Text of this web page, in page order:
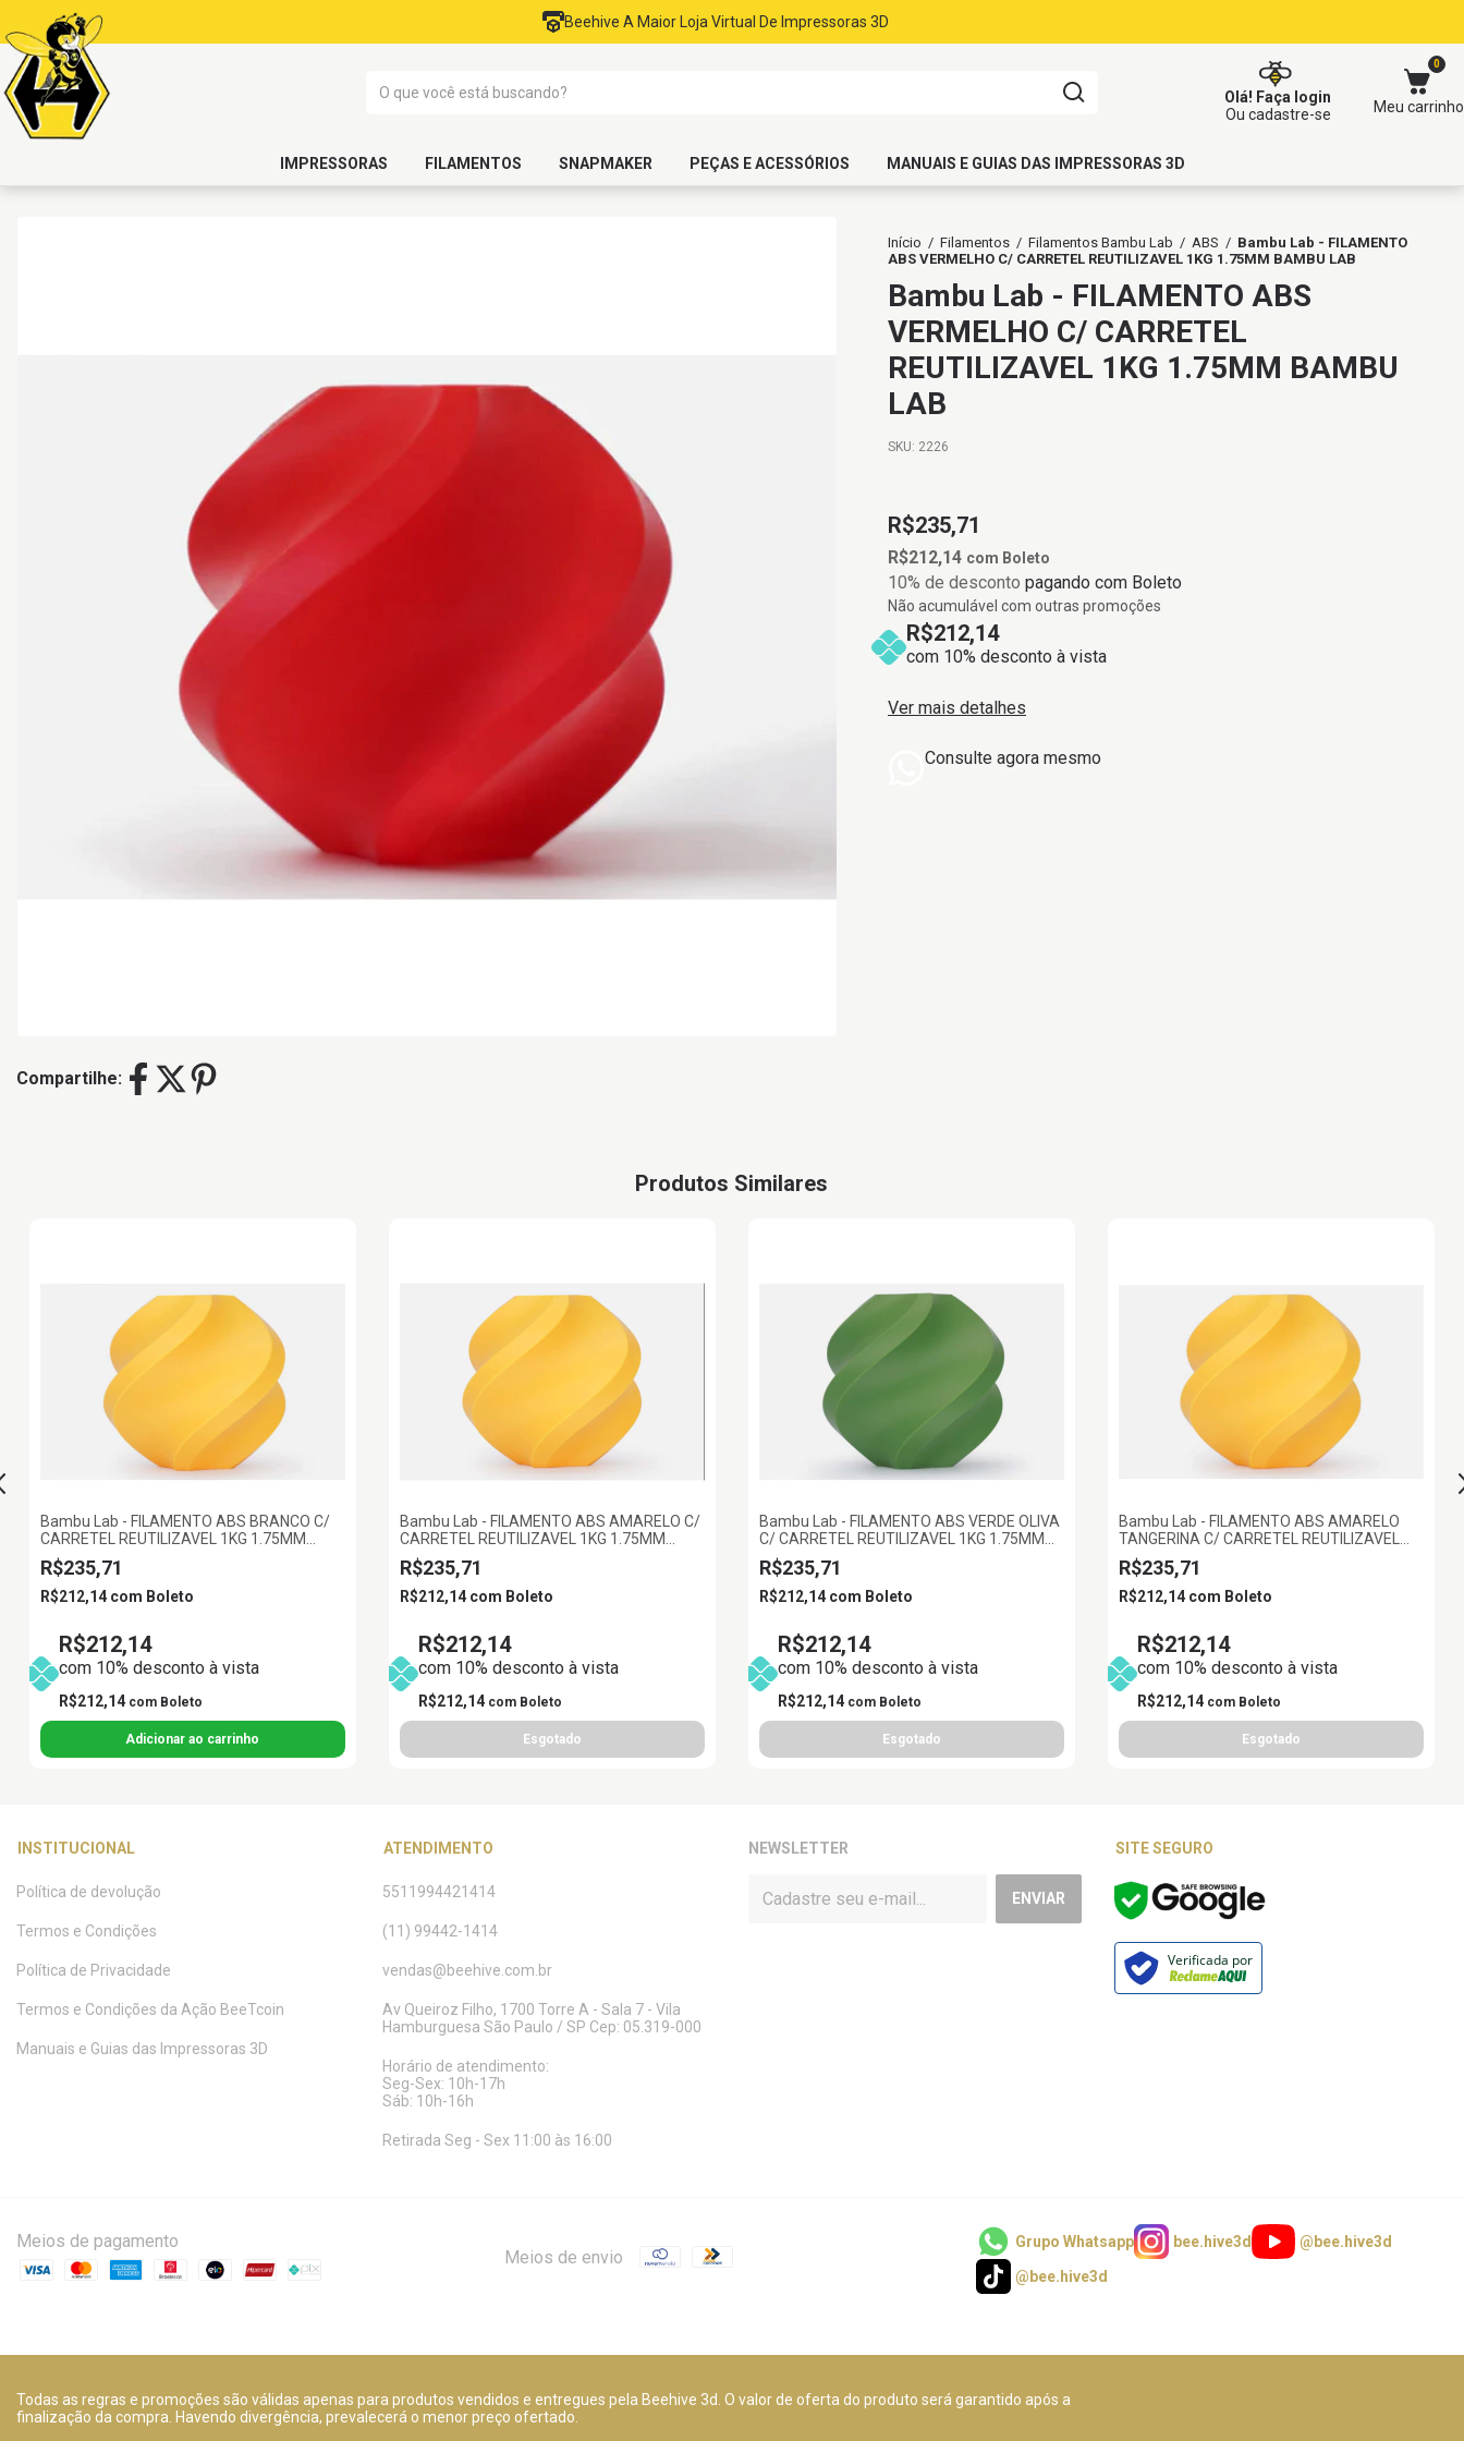
Beehive A Maior Loja Virtual De Impressoras 3D
Olá! Faça login
Ou cadastre-se
0
Meu carrinho
IMPRESSORAS FILAMENTOS SNAPMAKER PEÇAS E ACESSÓRIOS MANUAIS E GUIAS DAS IMPRESSORAS 3D
Início / Filamentos / Filamentos Bambu Lab / ABS / Bambu Lab - FILAMENTO
ABS VERMELHO C/ CARRETEL REUTILIZAVEL 1KG 1.75MM BAMBU LAB
Bambu Lab - FILAMENTO ABS
VERMELHO C/ CARRETEL
REUTILIZAVEL 1KG 1.75MM BAMBU
LAB
SKU: 2226
R$235,71
R$212,14 com Boleto
10% de desconto pagando com Boleto
Não acumulável com outras promoções
R$212,14
com 10% desconto à vista
Ver mais detalhes
Consulte agora mesmo
Compartilhe:
Produtos Similares
Bambu Lab - FILAMENTO ABS BRANCO C/
CARRETEL REUTILIZAVEL 1KG 1.75MM
BAMBU LAB
R$235,71
R$212,14 com Boleto
R$212,14
com 10% desconto à vista
R$212,14 com Boleto
Bambu Lab - FILAMENTO ABS AMARELO C/
CARRETEL REUTILIZAVEL 1KG 1.75MM
BAMBU LAB
R$235,71
R$212,14 com Boleto
R$212,14
com 10% desconto à vista
R$212,14 com Boleto
Bambu Lab - FILAMENTO ABS VERDE OLIVA
C/ CARRETEL REUTILIZAVEL 1KG 1.75MM
BAMBU LAB
R$235,71
R$212,14 com Boleto
R$212,14
com 10% desconto à vista
R$212,14 com Boleto
Bambu Lab - FILAMENTO ABS AMARELO
TANGERINA C/ CARRETEL REUTILIZAVEL
1KG 1.75MM BAMBU LAB
R$235,71
R$212,14 com Boleto
R$212,14
com 10% desconto à vista
R$212,14 com Boleto
INSTITUCIONAL
Política de devolução
Termos e Condições
Política de Privacidade
Termos e Condições da Ação BeeTcoin
Manuais e Guias das Impressoras 3D
ATENDIMENTO
5511994421414
(11) 99442-1414
vendas@beehive.com.br
Av Queiroz Filho, 1700 Torre A - Sala 7 - Vila
Hamburguesa São Paulo / SP Cep: 05.319-000
Horário de atendimento:
Seg-Sex: 10h-17h
Sáb: 10h-16h
Retirada Seg - Sex 11:00 às 16:00
NEWSLETTER SITE SEGURO
Verificada por
Meios de pagamento
Meios de envio
Grupo Whatsapp bee.hive3d
@bee.hive3d
@bee.hive3d
Todas as regras e promoções são válidas apenas para produtos vendidos e entregues pela Beehive 3d. O valor de oferta do produto será garantido após a
finalização da compra. Havendo divergência, prevalecerá o menor preço ofertado.